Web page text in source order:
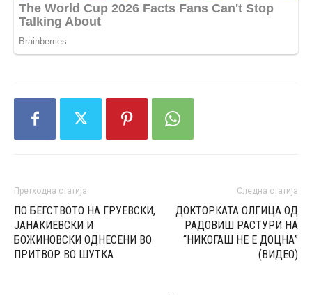
Претходна статија
ПО БЕГСТВОТО НА ГРУЕВСКИ,
ЈАНАКИЕВСКИ И
БОЖИНОВСКИ ОДНЕСЕНИ ВО
ПРИТВОР ВО ШУТКА
Следна статија
ДОКТОРКАТА ОЛГИЦА ОД
РАДОВИШ РАСТУРИ НА
“НИКОГАШ НЕ Е ДОЦНА”
(ВИДЕО)